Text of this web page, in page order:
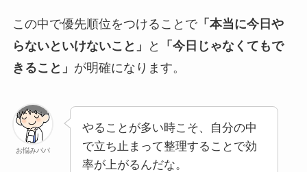
この中で優先順位をつけることで「本当に今日や
らないといけないこと」
と
「今日じゃなくてもで
きること」 が明確になります。
お悩みパパ
やることが多い時こそ、自分の中
で立ち止まって整理することで効
率が上がるんだな。